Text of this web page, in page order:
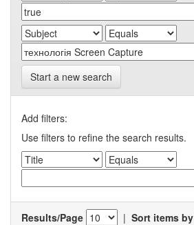
Start a new search
Add filters:
Use filters to refine the search results.
Results/Page | Sort items by